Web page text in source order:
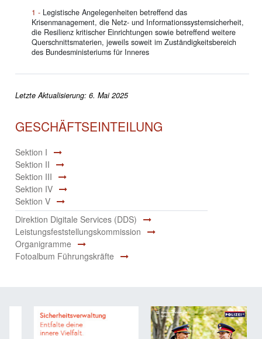
Legistische Angelegenheiten betreffend das
Krisenmanagement, die Netz- und Informationssystemsicherheit,
die Resilienz kritischer Einrichtungen sowie betreffend weitere
Querschnittsmaterien, jeweils soweit im Zuständigkeitsbereich
des Bundesministeriums für Inneres
Letzte Aktualisierung: 6. Mai 2025
GESCHÄFTSEINTEILUNG
Sektion I
Sektion II
Sektion III
Sektion IV
Sektion V
Direktion Digitale Services (DDS)
Leistungsfeststellungskommission
Organigramme
Fotoalbum Führungskräfte